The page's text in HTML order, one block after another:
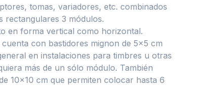
tomas, variadores, etc. combinados
rectangulares 3 módulos.
en forma vertical como horizontal.
con bastidores mignon de 5×5 cm
en instalaciones para timbres u otras
más de un sólo módulo. También
10×10 cm que permiten colocar hasta 6